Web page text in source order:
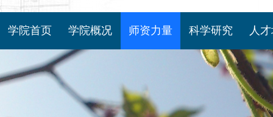
学院首页 学院概况 师资力量 科学研究 人